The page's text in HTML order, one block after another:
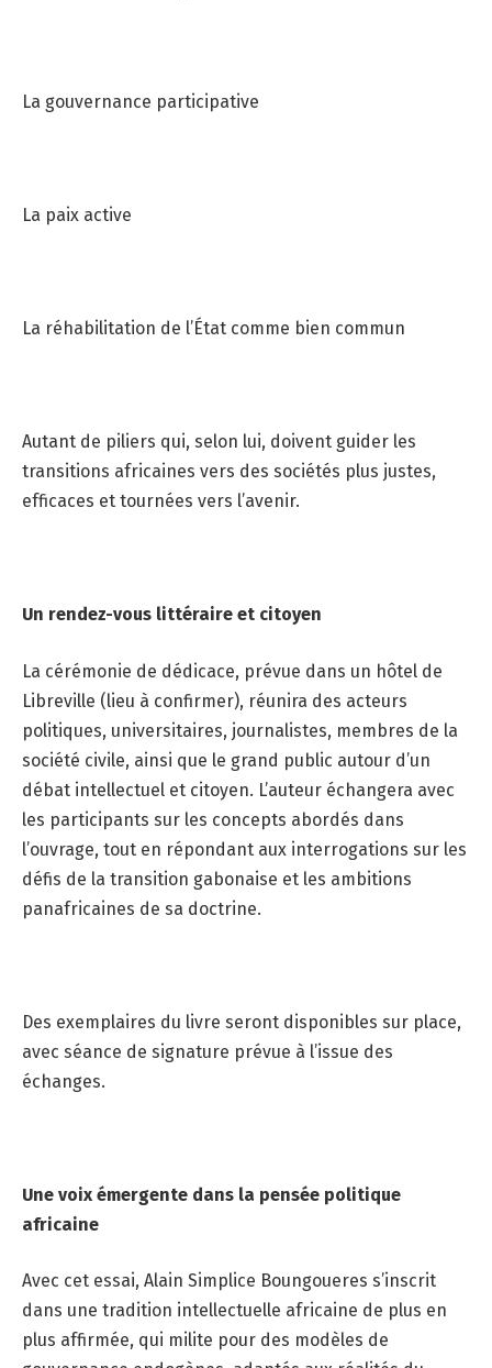
La gouvernance participative
La paix active
La réhabilitation de l’État comme bien commun
Autant de piliers qui, selon lui, doivent guider les
transitions africaines vers des sociétés plus justes,
efficaces et tournées vers l’avenir.
Un rendez-vous littéraire et citoyen
La cérémonie de dédicace, prévue dans un hôtel de
Libreville (lieu à confirmer), réunira des acteurs
politiques, universitaires, journalistes, membres de la
société civile, ainsi que le grand public autour d’un
débat intellectuel et citoyen. L’auteur échangera avec
les participants sur les concepts abordés dans
l’ouvrage, tout en répondant aux interrogations sur les
défis de la transition gabonaise et les ambitions
panafricaines de sa doctrine.
Des exemplaires du livre seront disponibles sur place,
avec séance de signature prévue à l’issue des
échanges.
Une voix émergente dans la pensée politique
africaine
Avec cet essai, Alain Simplice Boungoueres s’inscrit
dans une tradition intellectuelle africaine de plus en
plus affirmée, qui milite pour des modèles de